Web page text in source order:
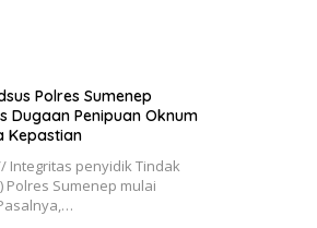
Polres Sumenep
Dugaan Penipuan Oknum
Kepastian
Integritas penyidik Tindak
Polres Sumenep mulai